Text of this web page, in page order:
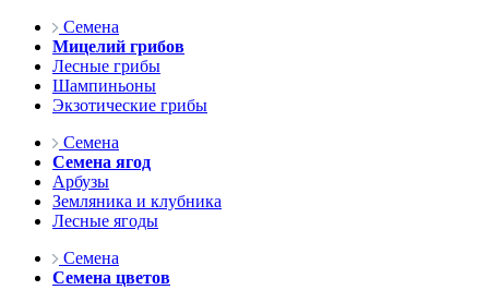
Семена
Мицелий грибов
Лесные грибы
Шампиньоны
Экзотические грибы
Семена
Семена ягод
Арбузы
Земляника и клубника
Лесные ягоды
Семена
Семена цветов